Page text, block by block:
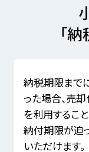
「
納税期限まで
った場合、売
を利用するこ
納付期限が迫
いただけます。